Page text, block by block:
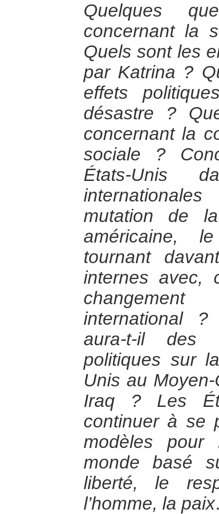
Quelques
concernant la
Quels sont les
par Katrina ?
effets
désastre ?
concernant la
sociale ?
États-Unis
mutation de
américaine,
tournant
internes avec,
international
aura-t-il des
politiques sur
Unis au
Iraq ? Les
continuer à se
modèles pour
monde basé
liberté, le
l’homme, la